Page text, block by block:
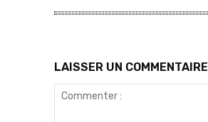
LAISSER UN COMMENTAIRE